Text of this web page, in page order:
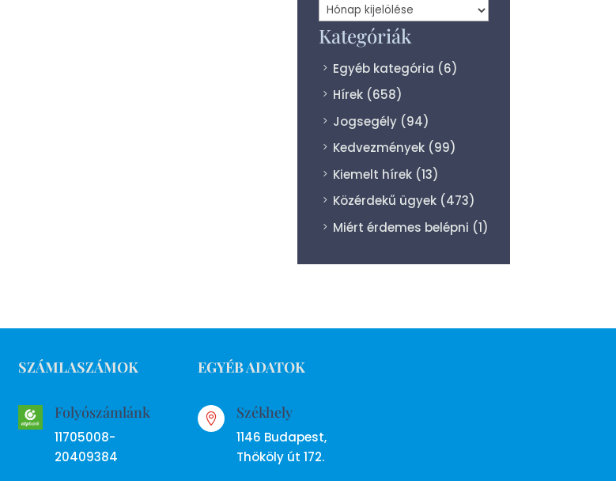
Archívum
Kategóriák
Egyéb kategória (6)
Hírek(658)
Jogsegély(94)
Kedvezmények(99)
Kiemelt hírek(13)
Közérdekű ügyek(473)
Miért érdemes belépni (1)
SZÁMLASZÁMOK
Folyószámlánk
11705008-
20409384
EGYÉB ADATOK
 Székhely
1146 Budapest,
Thököly út 172.